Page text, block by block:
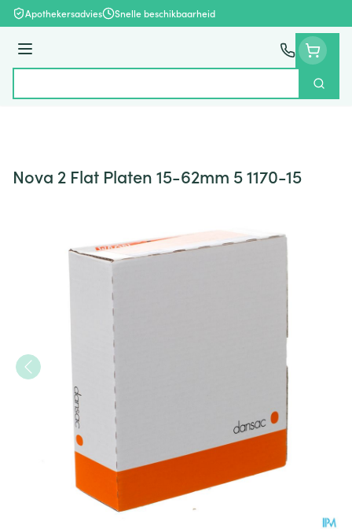
Ga naar de inhoud
Apothekersadvies Snelle beschikbaarheid
Menu
Zoek
Nova 2 Flat Platen 15-62mm 5 1170-15